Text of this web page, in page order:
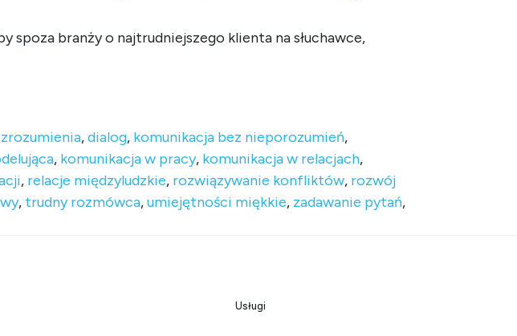
branży o najtrudniejszego klienta na słuchawce,
,dialog, komunikacja bez nieporozumień,
, komunikacja w pracy, komunikacja w relacjach,
, relacje międzyludzkie, rozwiązywanie konfliktów, rozwój
, trudny rozmówca,umiejętności miękkie, zadawanie pytań,
Usługi